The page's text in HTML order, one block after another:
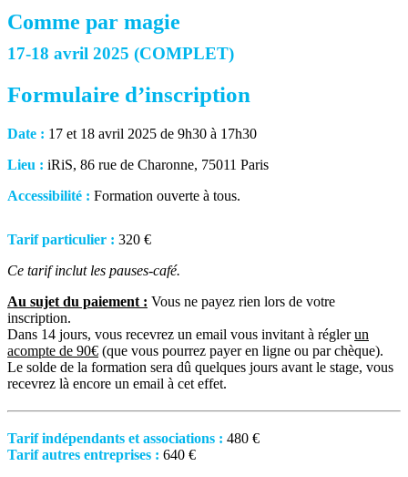
Comme par magie
17-18 avril 2025 (COMPLET)
Formulaire d’inscription
Date : 17 et 18 avril 2025 de 9h30 à 17h30
Lieu : iRiS, 86 rue de Charonne, 75011 Paris
Accessibilité : Formation ouverte à tous.
Tarif particulier : 320 €
Ce tarif inclut les pauses-café.
Au sujet du paiement : Vous ne payez rien lors de votre
inscription.
Dans 14 jours, vous recevrez un email vous invitant à régler un
acompte de 90€ (que vous pourrez payer en ligne ou par chèque).
Le solde de la formation sera dû quelques jours avant le stage, vous
recevrez là encore un email à cet effet.
Tarif indépendants et associations : 480 €
Tarif autres entreprises : 640 €